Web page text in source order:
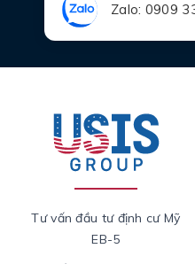
Zalo: 0909
Tư vấn đầu tư định cư Mỹ
EB-5